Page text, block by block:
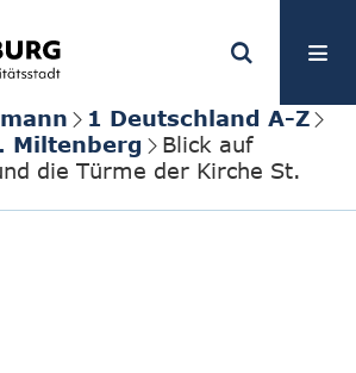
1 Deutschland A-Z
Miltenberg
Blick auf
die Türme der Kirche St.